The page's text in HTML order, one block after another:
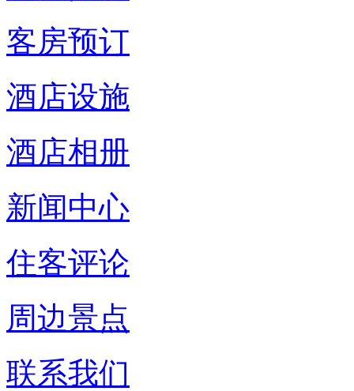
客房预订
酒店设施
酒店相册
新闻中心
住客评论
周边景点
联系我们